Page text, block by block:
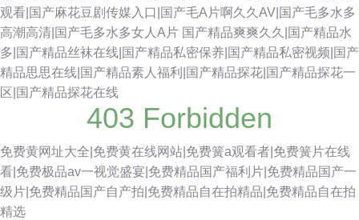
观看|国产麻花豆剧传媒入口|国产毛A片啊久久AV|国产毛多水多
高潮高清|国产毛多水多女人A片 国产精品爽爽久久|国产精品水
多|国产精品丝袜在线|国产精品私密保养|国产精品私密视频|国产
精品思思在线|国产精品素人福利|国产精品探花|国产精品探花一
区|国产精品探花在线
403 Forbidden
免费黄网址大全|免费黄在线网站|免费簧a观看者|免费簧片在线
看|免费极品av一视觉盛宴|免费精品国产福利片|免费精品国产一
级片|免费精品国产自产拍|免费精品自在拍精品|免费精品自在拍
精选